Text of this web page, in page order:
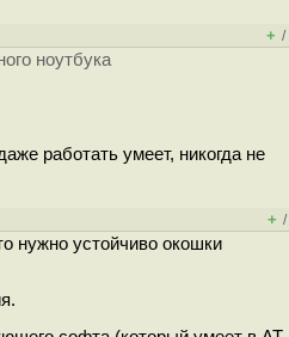
+ /
ноутбука
работать умеет, никогда не
+ /
нужно устойчиво окошки